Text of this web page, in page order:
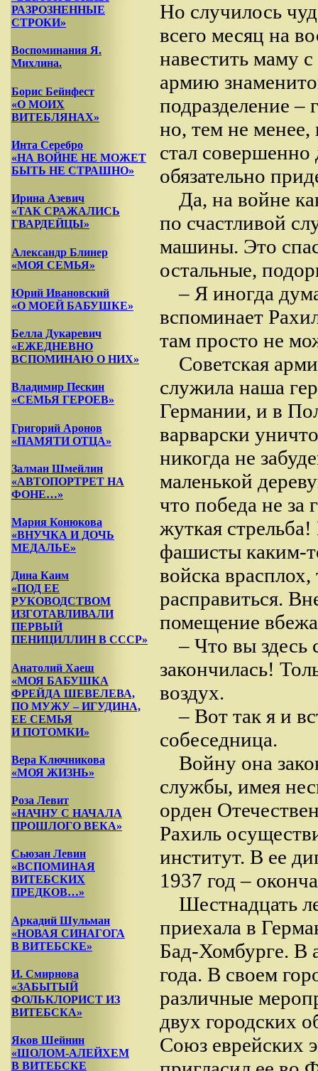
РАЗРОЗНЕННЫЕ
СТРОКИ»
Воспоминания Я.
Михлина.
Борис Бейнфест
«О МОИХ
ВИТЕБЛЯНАХ»
Инта Серебро
«НА ВОЙНЕ НЕ МОЖЕТ
БЫТЬ НЕ СТРАШНО»
Ирина Азевич
«ТАК СРАЖАЛИСЬ
ГВАРДЕЙЦЫ»
Александр Блинер
«МОЯ СЕМЬЯ»
Юрий Ивановский
«О МОЕЙ БАБУШКЕ»
Белла Дукаревич
«ЕЖЕДНЕВНО
ВСПОМИНАЮ О НИХ»
Владимир Пескин
«СЕМЬЯ ГЕРОЕВ»
Григорий Аронов
«ПАМЯТИ ОТЦА»
Залман Шмейлин
«АВТОПОРТРЕТ НА
ФОНЕ…»
Мария Конюкова
«ВНУЧКА И ДОЧЬ
МЕДАЛЬЕ»
Дина Каим
«ПОД ЕЕ
РУКОВОДСТВОМ
ИЗГОТАВЛИВАЛИ
ПЕРВЫЙ
ПЕНИЦИЛЛИН В СССР»
Анатолий Хаеш
«МОЯ БАБУШКА
ФРЕЙДА ШЕВЕЛЕВА,
ПО МУЖУ – ИГУДИНА,
ЕЕ СЕМЬЯ
И ПОТОМКИ»
Вера Ключникова
«МОЯ ЖИЗНЬ»
Роза Левит
«НАЧНУ С НАЧАЛА
ПРОШЛОГО ВЕКА»
Сьюзан Левин
«ВСПОМИНАЯ
ВИТЕБСКИХ
ПРЕДКОВ…»
Аркадий Шульман
«НОВАЯ СИНАГОГА
В ВИТЕБСКЕ»
И. Смирнова
«ЗАБЫТЫЙ
ФОЛЬКЛОРИСТ ИЗ
ВИТЕБСКА»
Яков Шейнин
«ШОЛОМ-АЛЕЙХЕМ
В ВИТЕБСКЕ
Но случилось
всего месяц на
навестить маму
армию
подразделение –
но, тем не менее,
стал
обязательно
Да, на войне
по счастливой
машины. Это
остальные,
– Я иногда
вспоминает
там просто не
Советская
служила наша
Германии, и в
варварски
никогда не
маленькой
что победа не за
жуткая
фашисты каким-
войска
расправиться.
помещение
– Что вы здесь
закончилась!
воздух.
– Вот так я и
собеседница.
Войну она
службы, имея
орден
Рахиль
институт. В ее
1937 год –
Шестнадцать
приехала в
Бад-Хомбурге. В
года. В своем
различные
двух городских
Союз еврейских